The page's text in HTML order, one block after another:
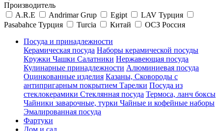
Производитель
A.R.E
Andrimar Grup Egipt
LAV Турция
Pasabahce Турция
Turcia Китай
ОСЗ Россия
Посуда и принадлежности
Керамическая посуда Наборы керамической посуды
Кружки Чашки Салатники Нержавеющая посуда
Кулинарные принадлежности Алюминиевая посуда
Оцинкованные изделия Казаны, Сковороды с
антипригарным покрытием Тарелки Посуда из
стеклокерамики Стеклянная посуда Термоса, ланч боксы
Чайники заварочные, турки Чайные и кофейные наборы
Эмалированная посуда
Фартуки
Дом и сад